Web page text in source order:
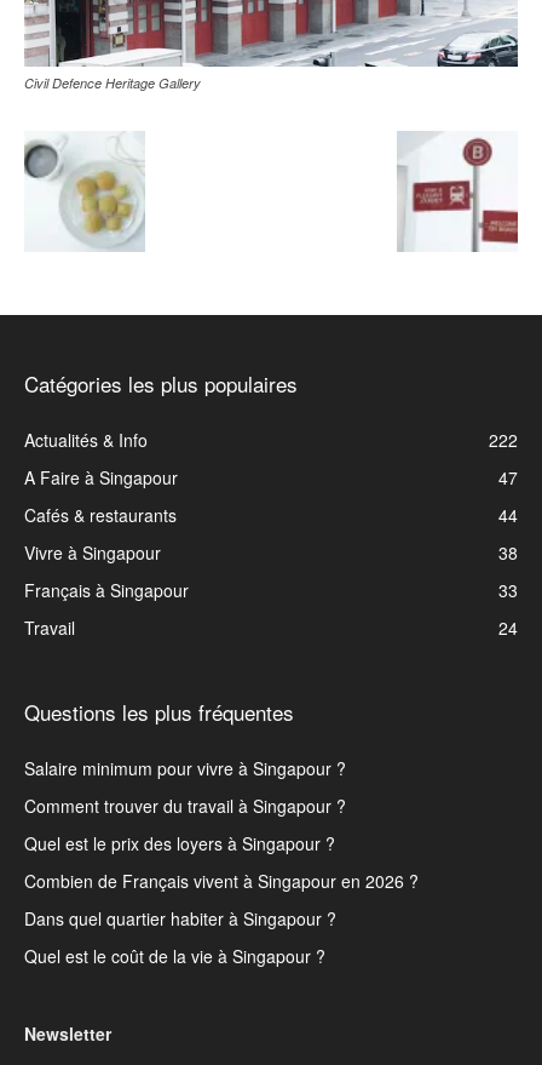
Civil Defence Heritage Gallery
Catégories les plus populaires
Actualités & Info
222
A Faire à Singapour
47
Cafés & restaurants
44
Vivre à Singapour
38
Français à Singapour
33
Travail
24
Questions les plus fréquentes
Salaire minimum pour vivre à Singapour ?
Comment trouver du travail à Singapour ?
Quel est le prix des loyers à Singapour ?
Combien de Français vivent à Singapour en 2026 ?
Dans quel quartier habiter à Singapour ?
Quel est le coût de la vie à Singapour ?
Newsletter